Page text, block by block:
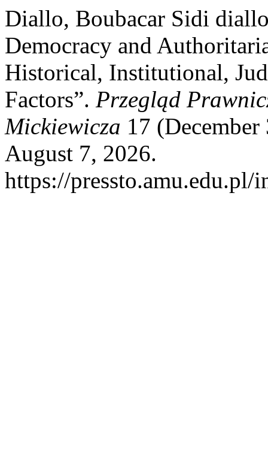
Diallo, Boubacar Sidi
Democracy and
Historical, Institutional,
Factors”. Przegląd
Mickiewicza 17
August 7, 2026.
https://